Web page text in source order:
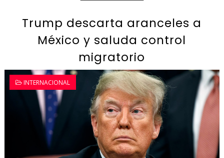
Trump descarta aranceles a
México y saluda control
migratorio
INTERNACIONAL